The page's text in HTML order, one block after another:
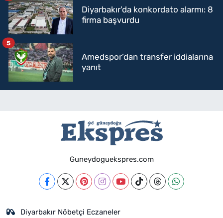
Diyarbakır'da konkordato alarmı: 8
firma başvurdu
Amedspor’dan transfer iddialarına
yanıt
5
Guneydoguekspres.com
Diyarbakır Nöbetçi Eczaneler